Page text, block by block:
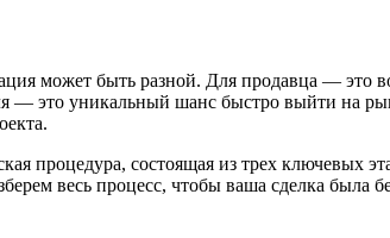
может быть разной. Для продавца — это
— это уникальный шанс быстро выйти на
процедура, состоящая из трех ключевых
весь процесс, чтобы ваша сделка была